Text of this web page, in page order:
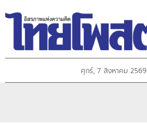
ศุกร์, 7 สิงหาคม 2569